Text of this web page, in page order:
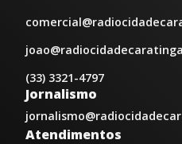
(33) 3321-4797
Jornalismo
Atendimentos